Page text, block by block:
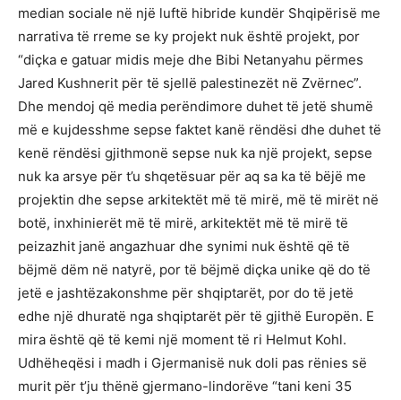
median sociale në një luftë hibride kundër Shqipërisë me
narrativa të rreme se ky projekt nuk është projekt, por
“diçka e gatuar midis meje dhe Bibi Netanyahu përmes
Jared Kushnerit për të sjellë palestinezët në Zvërnec”.
Dhe mendoj që media perëndimore duhet të jetë shumë
më e kujdesshme sepse faktet kanë rëndësi dhe duhet të
kenë rëndësi gjithmonë sepse nuk ka një projekt, sepse
nuk ka arsye për t’u shqetësuar për aq sa ka të bëjë me
projektin dhe sepse arkitektët më të mirë, më të mirët në
botë, inxhinierët më të mirë, arkitektët më të mirë të
peizazhit janë angazhuar dhe synimi nuk është që të
bëjmë dëm në natyrë, por të bëjmë diçka unike që do të
jetë e jashtëzakonshme për shqiptarët, por do të jetë
edhe një dhuratë nga shqiptarët për të gjithë Europën. E
mira është që të kemi një moment të ri Helmut Kohl.
Udhëheqësi i madh i Gjermanisë nuk doli pas rënies së
murit për t’ju thënë gjermano-lindorëve “tani keni 35